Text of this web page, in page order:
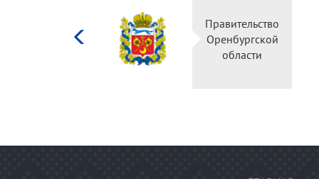
Правительство
Оренбургской
области